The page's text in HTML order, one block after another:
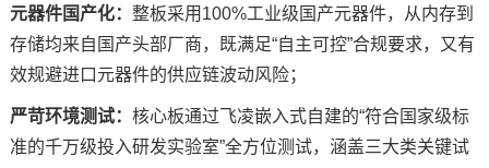
元器件国产化： 整板采用100%工业级国产元器件，从内存到
存储均来自国产头部厂商，既满足“自主可控”合规要求，又有
效规避进口元器件的供应链波动风险；
严苛环境测试： 核心板通过飞凌嵌入式自建的“符合国家级标
准的千万级投入研发实验室”全方位测试，涵盖三大类关键试